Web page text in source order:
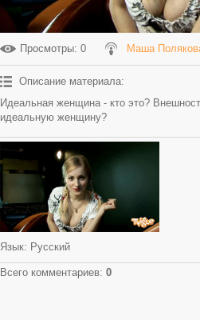
Просмотры: 0 Маша
Описание материала:
Идеальная женщина - кто это?
идеальную женщину?
Язык: Русский
Всего комментариев: 0